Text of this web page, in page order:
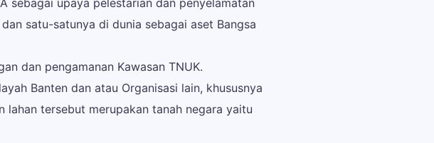
satu-satunya di dunia sebagai aset Bangsa
dan pengamanan Kawasan TNUK.
Banten dan atau Organisasi lain, khususnya
tersebut merupakan tanah negara yaitu